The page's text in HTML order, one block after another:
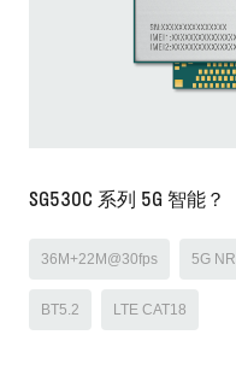
SG530C 系列 5G 智能？
36M+22M@30fps 5G NR
BT5.2 LTE CAT18